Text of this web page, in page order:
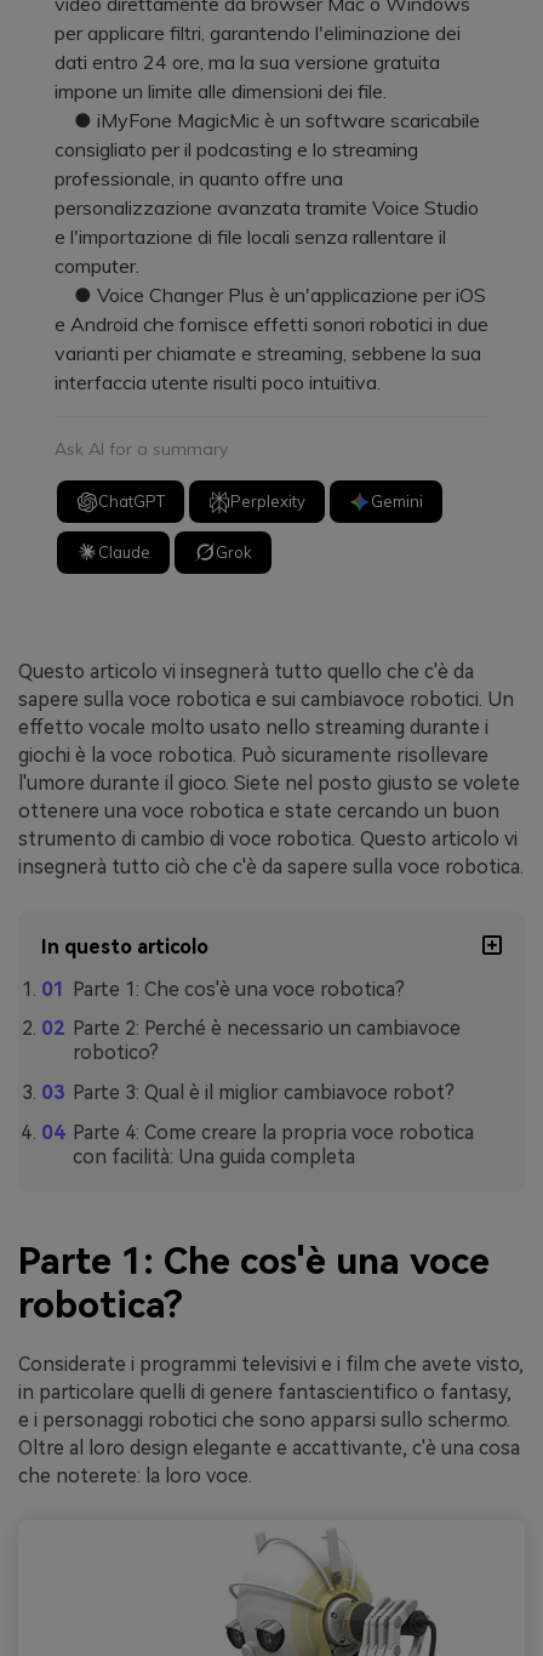
per applicare filtri, garantendo l'eliminazione dei
dati entro 24 ore, ma la sua versione gratuita
impone un limite alle dimensioni dei file.
● iMyFone MagicMic è un software scaricabile
consigliato per il podcasting e lo streaming
professionale, in quanto offre una
personalizzazione avanzata tramite Voice Studio
e l'importazione di file locali senza rallentare il
computer.
● Voice Changer Plus è un'applicazione per iOS
e Android che fornisce effetti sonori robotici in due
varianti per chiamate e streaming, sebbene la sua
interfaccia utente risulti poco intuitiva.
Ask AI for a summary
ChatGPT Perplexity Gemini
Claude Grok
Questo articolo vi insegnerà tutto quello che c'è da
sapere sulla voce robotica e sui cambiavoce robotici. Un
effetto vocale molto usato nello streaming durante i
giochi è la voce robotica. Può sicuramente risollevare
l'umore durante il gioco. Siete nel posto giusto se volete
ottenere una voce robotica e state cercando un buon
strumento di cambio di voce robotica. Questo articolo vi
insegnerà tutto ciò che c'è da sapere sulla voce robotica.
In questo articolo
Parte 1: Che cos'è una voce robotica?
Parte 2: Perché è necessario un cambiavoce
robotico?
Parte 3: Qual è il miglior cambiavoce robot?
Parte 4: Come creare la propria voce robotica
con facilità: Una guida completa
Parte 1: Che cos'è una voce
robotica?
Considerate i programmi televisivi e i film che avete visto,
in particolare quelli di genere fantascientifico o fantasy,
e i personaggi robotici che sono apparsi sullo schermo.
Oltre al loro design elegante e accattivante, c'è una cosa
che noterete: la loro voce.